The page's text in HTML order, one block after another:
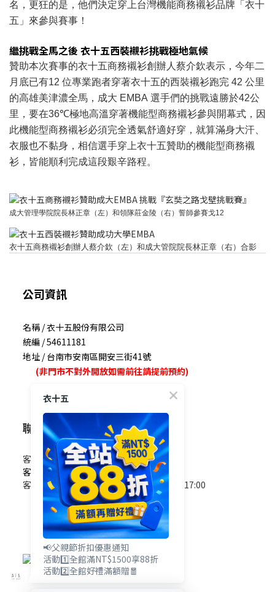
名，更狂的是，他們決定穿上台灣機能商務襯衫品牌「衣十
五」來參與賽事！
繼挑戰全馬之後 衣十五西裝襯衫挑戰極地氣候
贊助本次賽事的衣十五商務襯衫創辦人蔡介欽表示，今年二
月底已有12 位專業跑者穿著衣十五的西裝襯衫跑完 42 公里
的高雄美津濃全馬，成大 EMBA 選手們的挑戰遠勝於42公
里，要在36℃極地高溫穿著機能型商務襯衫參與開幕式，因
此機能型商務襯衫必須完全透氣舒適好穿，就算滿身大汗、
衣服也不黏身，相信選手穿上衣十五贊助的機能型商務襯
衫，皆能順利完成這段艱辛路程。
成大管理學院院長林正章（左）和領隊莊金陵（右）誓師參賽戈12
衣十五商務襯衫創辦人蔡介欽（左）和成大管院院長林正章（右）合影
公司資訊
名稱 / 衣十五股份有限公司
統編 / 54611181
地址 / 台南市安南區開安三街41號
(非門市不對外開放如需前往請提前預約)
聯絡我們
客服電話 / 0965-825-178
客服信箱 / service@e15.com.tw
客服時間 / 週一至週五09:00~12:00/13:00~17:00
(國定假日除外)
衣十五
📢父親節折扣優惠通知
活動1️⃣全館滿NT$1500享88折
活動2️⃣全館好禮滿額贈🧧